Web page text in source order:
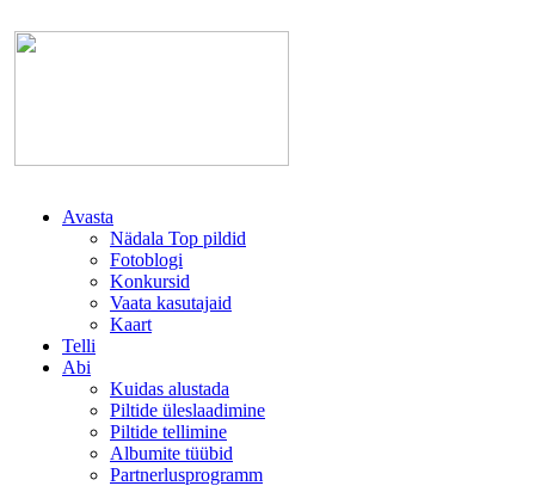
Avasta
Nädala Top pildid
Fotoblogi
Konkursid
Vaata kasutajaid
Kaart
Telli
Abi
Kuidas alustada
Piltide üleslaadimine
Piltide tellimine
Albumite tüübid
Partnerlusprogramm